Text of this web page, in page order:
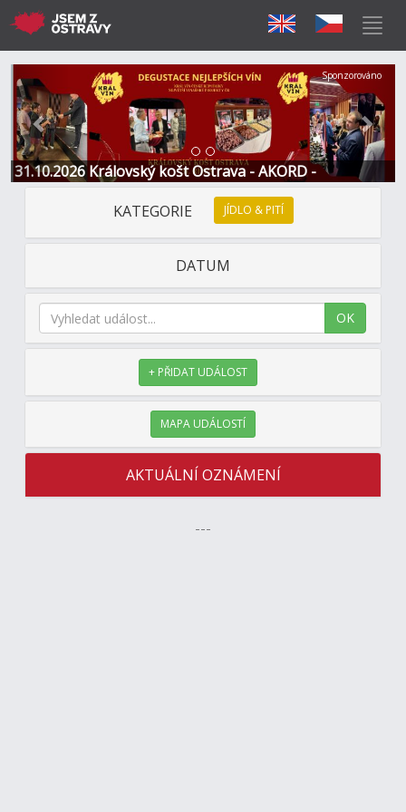
31.10.2026 Královský košt Ostrava - AKORD -
Restaurace a Hotel
Předchozí Další
Sponzorováno
KATEGORIE JÍDLO & PITÍ
DATUM
OK
+ PŘIDAT UDÁLOST
MAPA UDÁLOSTÍ
AKTUÁLNÍ OZNÁMENÍ
---